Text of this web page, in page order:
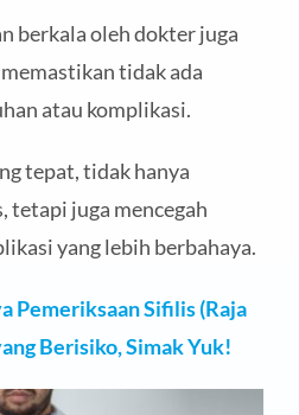
berkala oleh dokter juga
tidak ada
atau komplikasi.
tepat, tidak hanya
tetapi juga mencegah
yang lebih berbahaya.
Pemeriksaan Sifilis (Raja
Berisiko, Simak Yuk!